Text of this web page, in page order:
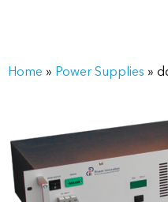
Home » Power Supplies »